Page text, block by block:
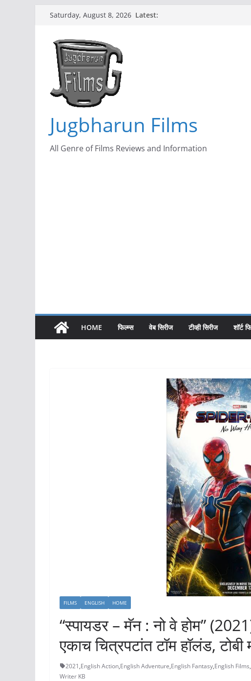
content
Saturday, August 8, 2026 Latest:
Jugbharun Films
All Genre of Films Reviews and Information
HOME फिल्म्स वेब सिरीज टीव्ही सिरीज शॉर्ट
FILMS ENGLISH HOME
“स्पायडर – मॅन : नो वे होम”
एकाच चित्रपटांत टॉम हॉलंड,
2021,English Action,English Adventure,English Fantasy,English Films,
Writer KB